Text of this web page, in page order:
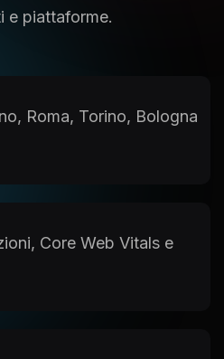
e piattaforme.
Roma, Torino, Bologna
Core Web Vitals e